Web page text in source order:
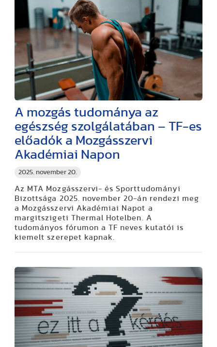
2025. november 20.
A mozgás tudománya az
egészség szolgálatában – TF-es
előadók a Mozgásszervi
Akadémiai Napon
Az MTA Mozgásszervi- és Sporttudományi
Bizottsága 2025. november 20-án rendezi meg
a Mozgásszervi Akadémiai Napot a
margitszigeti Thermal Hotelben. A
tudományos fórumon a TF neves kutatói is
kiemelt szerepet kapnak.